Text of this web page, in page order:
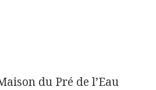
du Pré de l’Eau